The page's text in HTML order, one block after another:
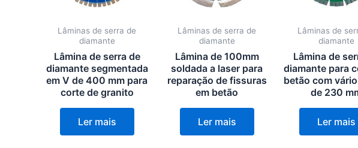
Lâminas de serra de
diamante
Lâmina de serra de
diamante segmentada
em V de 400 mm para
corte de granito
Ler mais
Lâminas de serra de
diamante
Lâmina de 100mm
soldada a laser para
reparação de fissuras
em betão
Ler mais
Lâminas de
diamante
Lâmina de
diamante para
betão com
de 230
Ler mais